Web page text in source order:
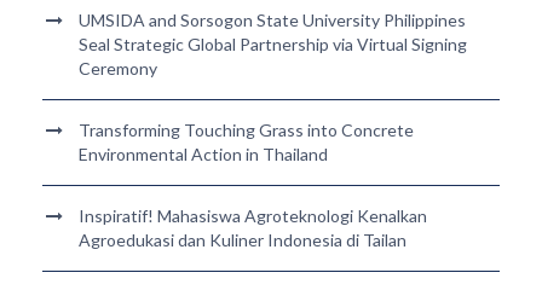
UMSIDA and Sorsogon State University Philippines
Seal Strategic Global Partnership via Virtual Signing
Ceremony
Transforming Touching Grass into Concrete
Environmental Action in Thailand
Inspiratif! Mahasiswa Agroteknologi Kenalkan
Agroedukasi dan Kuliner Indonesia di Tailan